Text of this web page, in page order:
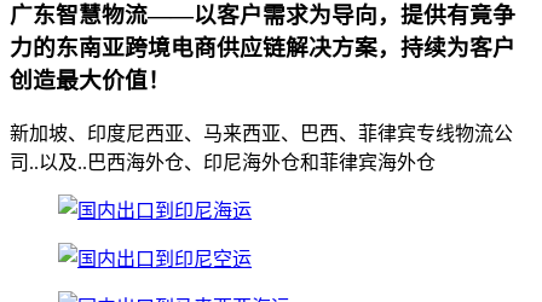
广东智慧物流——以客户需求为导向，提供有竟争
力的东南亚跨境电商供应链解决方案，持续为客户
创造最大价值！
新加坡、印度尼西亚、马来西亚、巴西、菲律宾专线物流公
司..以及..巴西海外仓、印尼海外仓和菲律宾海外仓